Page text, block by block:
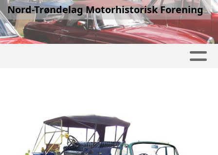
Nord-Trøndelag Motorhistorisk Forening